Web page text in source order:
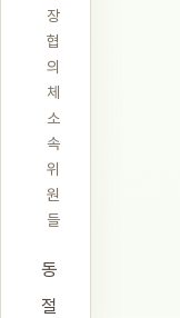
장
협
의
체
소
속
위
원
들
동
절